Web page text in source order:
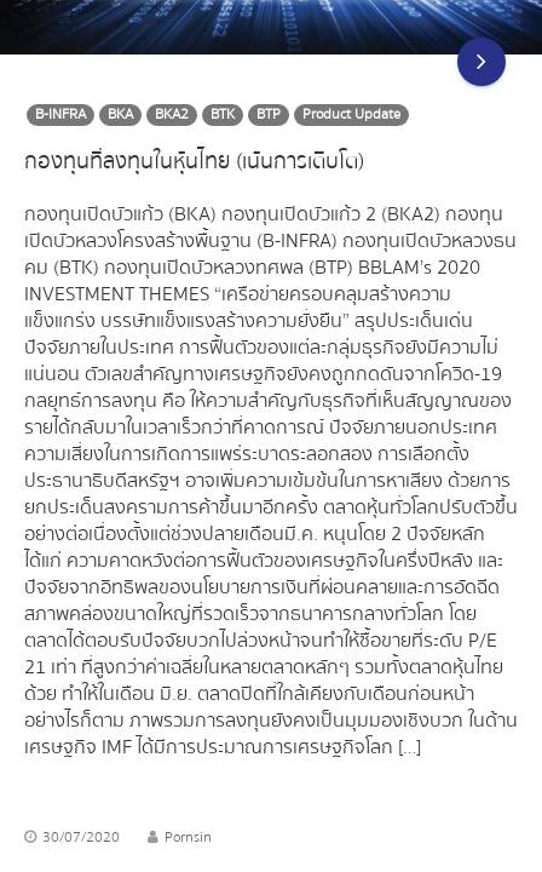
B-INFRA BKA BKA2 BTK BTP Product Update
กองทุนที่ลงทุนในหุ้นไทย (เน้นการเติบโต)
กองทุนเปิดบัวแก้ว (BKA) กองทุนเปิดบัวแก้ว 2 (BKA2) กองทุน
เปิดบัวหลวงโครงสร้างพื้นฐาน (B-INFRA) กองทุนเปิดบัวหลวงธน
คม (BTK) กองทุนเปิดบัวหลวงทศพล (BTP) BBLAM’s 2020
INVESTMENT THEMES “เครือข่ายครอบคลุมสร้างความ
แข็งแกร่ง บรรษัทแข็งแรงสร้างความยั่งยืน” สรุปประเด็นเด่น
ปัจจัยภายในประเทศ การฟื้นตัวของแต่ละกลุ่มธุรกิจยังมีความไม่
แน่นอน ตัวเลขสำคัญทางเศรษฐกิจยังคงถูกกดดันจากโควิด-19
กลยุทธ์การลงทุน คือ ให้ความสำคัญกับธุรกิจที่เห็นสัญญาณของ
รายได้กลับมาในเวลาเร็วกว่าที่คาดการณ์ ปัจจัยภายนอกประเทศ
ความเสี่ยงในการเกิดการแพร่ระบาดระลอกสอง การเลือกตั้ง
ประธานาธิบดีสหรัฐฯ อาจเพิ่มความเข้มข้นในการหาเสียง ด้วยการ
ยกประเด็นสงครามการค้าขึ้นมาอีกครั้ง ตลาดหุ้นทั่วโลกปรับตัวขึ้น
อย่างต่อเนื่องตั้งแต่ช่วงปลายเดือนมี.ค. หนุนโดย 2 ปัจจัยหลัก
ได้แก่ ความคาดหวังต่อการฟื้นตัวของเศรษฐกิจในครึ่งปีหลัง และ
ปัจจัยจากอิทธิพลของนโยบายการเงินที่ผ่อนคลายและการอัดฉีด
สภาพคล่องขนาดใหญ่ที่รวดเร็วจากธนาคารกลางทั่วโลก โดย
ตลาดได้ตอบรับปัจจัยบวกไปล่วงหน้าจนทำให้ซื้อขายที่ระดับ P/E
21 เท่า ที่สูงกว่าค่าเฉลี่ยในหลายตลาดหลักๆ รวมทั้งตลาดหุ้นไทย
ด้วย ทำให้ในเดือน มิ.ย. ตลาดปิดที่ใกล้เคียงกับเดือนก่อนหน้า
อย่างไรก็ตาม ภาพรวมการลงทุนยังคงเป็นมุมมองเชิงบวก ในด้าน
เศรษฐกิจ IMF ได้มีการประมาณการเศรษฐกิจโลก […]
30/07/2020 Pornsin